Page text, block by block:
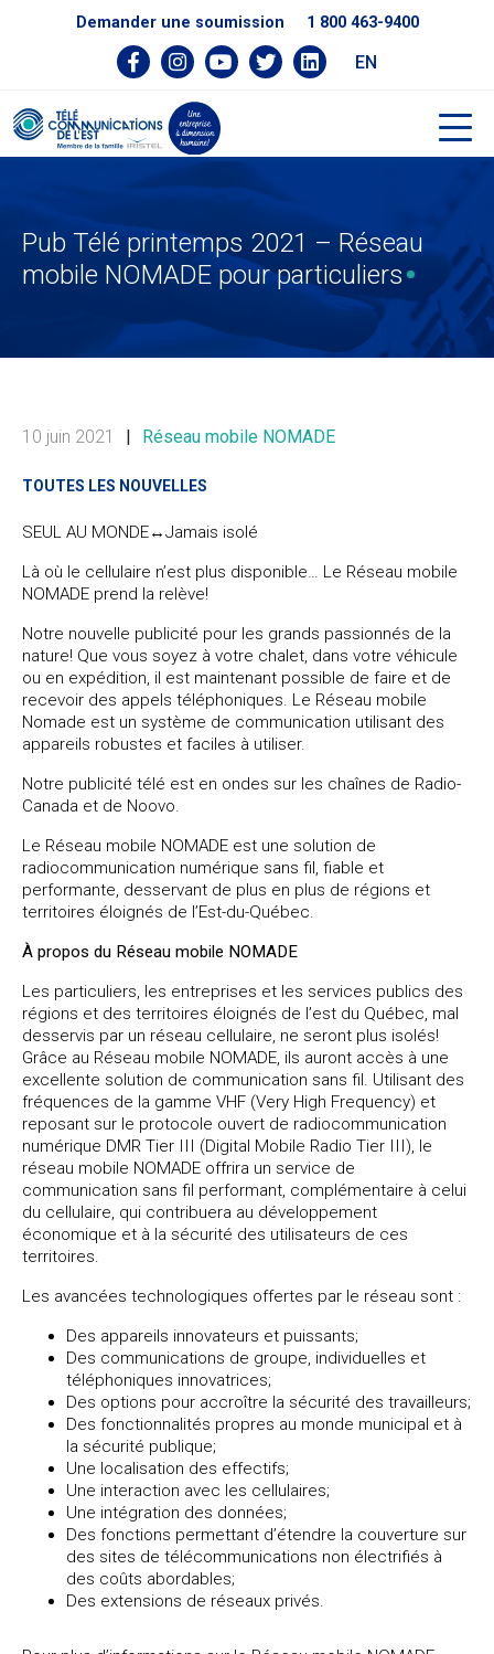
Demander une soumission 1 800 463-9400
EN
Pub Télé printemps 2021 – Réseau
mobile NOMADE pour particuliers
10 juin 2021 | Réseau mobile NOMADE
TOUTES LES NOUVELLES
SEUL AU MONDE↔Jamais isolé
Là où le cellulaire n’est plus disponible… Le Réseau mobile
NOMADE prend la relève!
Notre nouvelle publicité pour les grands passionnés de la
nature! Que vous soyez à votre chalet, dans votre véhicule
ou en expédition, il est maintenant possible de faire et de
recevoir des appels téléphoniques. Le Réseau mobile
Nomade est un système de communication utilisant des
appareils robustes et faciles à utiliser.
Notre publicité télé est en ondes sur les chaînes de Radio-
Canada et de Noovo.
Le Réseau mobile NOMADE est une solution de
radiocommunication numérique sans fil, fiable et
performante, desservant de plus en plus de régions et
territoires éloignés de l’Est-du-Québec.
À propos du Réseau mobile NOMADE
Les particuliers, les entreprises et les services publics des
régions et des territoires éloignés de l’est du Québec, mal
desservis par un réseau cellulaire, ne seront plus isolés!
Grâce au Réseau mobile NOMADE, ils auront accès à une
excellente solution de communication sans fil. Utilisant des
fréquences de la gamme VHF (Very High Frequency) et
reposant sur le protocole ouvert de radiocommunication
numérique DMR Tier III (Digital Mobile Radio Tier III), le
réseau mobile NOMADE offrira un service de
communication sans fil performant, complémentaire à celui
du cellulaire, qui contribuera au développement
économique et à la sécurité des utilisateurs de ces
territoires.
Les avancées technologiques offertes par le réseau sont :
Des appareils innovateurs et puissants;
Des communications de groupe, individuelles et
téléphoniques innovatrices;
Des options pour accroître la sécurité des travailleurs;
Des fonctionnalités propres au monde municipal et à
la sécurité publique;
Une localisation des effectifs;
Une interaction avec les cellulaires;
Une intégration des données;
Des fonctions permettant d’étendre la couverture sur
des sites de télécommunications non électrifiés à
des coûts abordables;
Des extensions de réseaux privés.